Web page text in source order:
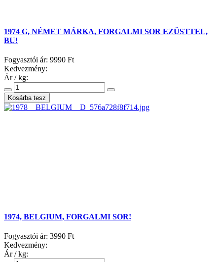
1974 G, NÉMET MÁRKA, FORGALMI SOR EZÜSTTEL,
BU!
Fogyasztói ár: 9990 Ft
Kedvezmény:
Ár / kg:
1974, BELGIUM, FORGALMI SOR!
Fogyasztói ár: 3990 Ft
Kedvezmény:
Ár / kg: